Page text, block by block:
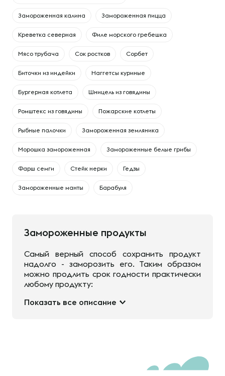
Замороженная калина Замороженная пицца
Креветка северная Филе морского гребешка
Мясо трубача Сок ростков Сорбет
Биточки из индейки Наггетсы куриные
Бургерная котлета Шницель из говядины
Ромштекс из говядины Пожарские котлеты
Рыбные палочки Замороженная земляника
Морошка замороженная Замороженные белые грибы
Фарш семги Стейк нерки Гедзы
Замороженные манты Барабуля
Замороженные продукты
Самый верный способ сохранить продукт
надолго - заморозить его. Таким образом
можно продлить срок годности практически
любому продукту:
Показать все описание